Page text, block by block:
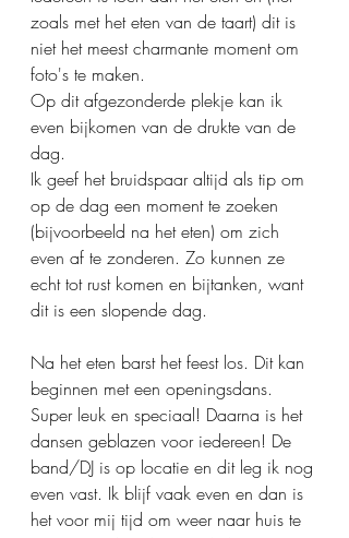
zoals met het eten van de taart) dit is
niet het meest charmante moment om
foto's te maken.
Op dit afgezonderde plekje kan ik
even bijkomen van de drukte van de
dag.
Ik geef het bruidspaar altijd als tip om
op de dag een moment te zoeken
(bijvoorbeeld na het eten) om zich
even af te zonderen. Zo kunnen ze
echt tot rust komen en bijtanken, want
dit is een slopende dag.
Na het eten barst het feest los. Dit kan
beginnen met een openingsdans.
Super leuk en speciaal! Daarna is het
dansen geblazen voor iedereen! De
band/DJ is op locatie en dit leg ik nog
even vast. Ik blijf vaak even en dan is
het voor mij tijd om weer naar huis te